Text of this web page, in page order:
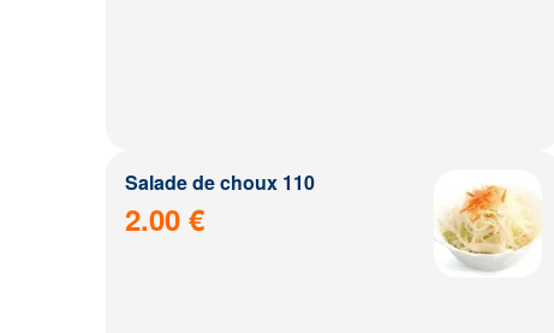
Salade de choux 110
2.00 €